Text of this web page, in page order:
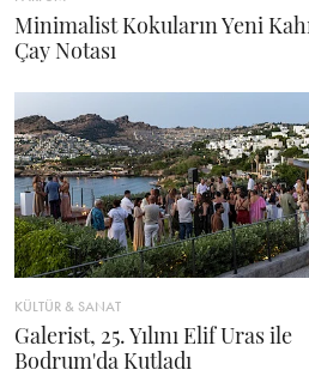
Minimalist Kokuların Yeni
Çay Notası
KÜLTÜR & SANAT
Galerist, 25. Yılını Elif Uras ile
Bodrum'da Kutladı